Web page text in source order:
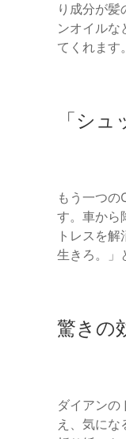
り成分が
ンオイルな
てくれます。
「シ
もう一つ
す。車から
トレスを
生きろ。」
驚きの
ダイアンの
え、気に